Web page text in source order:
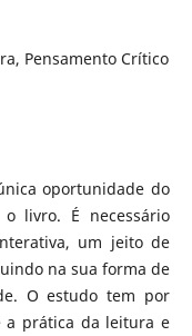
Pensamento Crítico
oportunidade do
livro. É necessário
um jeito de
na sua forma de
O estudo tem por
a prática da leitura e